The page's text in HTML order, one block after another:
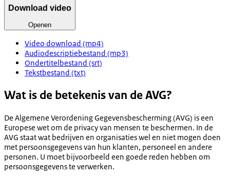
Download video
Openen
Video download (mp4)
Audiodescriptiebestand (mp3)
Ondertitelbestand (srt)
Tekstbestand (txt)
Wat is de betekenis van de AVG?
De Algemene Verordening Gegevensbescherming (AVG) is een
Europese wet om de privacy van mensen te beschermen. In de
AVG staat wat bedrijven en organisaties wel en niet mogen doen
met persoonsgegevens van hun klanten, personeel en andere
personen. U moet bijvoorbeeld een goede reden hebben om
persoonsgegevens te verwerken.